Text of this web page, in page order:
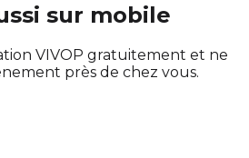
sur mobile
VIVOP gratuitement et ne
près de chez vous.